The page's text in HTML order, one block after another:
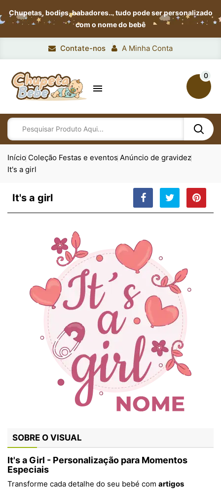
Chupetas, bodies, babadores…tudo pode ser personalizado
com o nome do bebê
Contate-nos A Minha Conta

0
Início Coleção Festas e eventos Anúncio de gravidez
It's a girl
It's a girl
SOBRE O VISUAL
It's a Girl - Personalização para Momentos
Especiais
Transforme cada detalhe do seu bebé com artigos